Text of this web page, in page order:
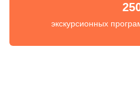
экскурсионных